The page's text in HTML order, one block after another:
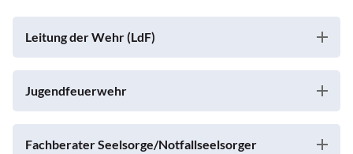
Leitung der Wehr (LdF)
Jugendfeuerwehr
Fachberater Seelsorge/Notfallseelsorger